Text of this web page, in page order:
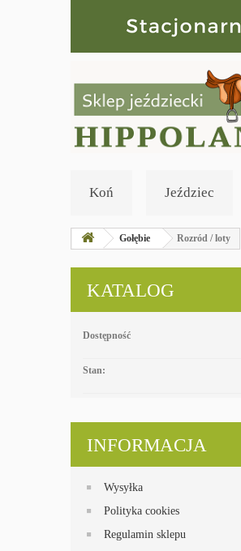
Koń Jeździec
Gołębie Rozród / loty
KATALOG
Dostępność
Stan:
INFORMACJA
Wysyłka
Polityka cookies
Regulamin sklepu